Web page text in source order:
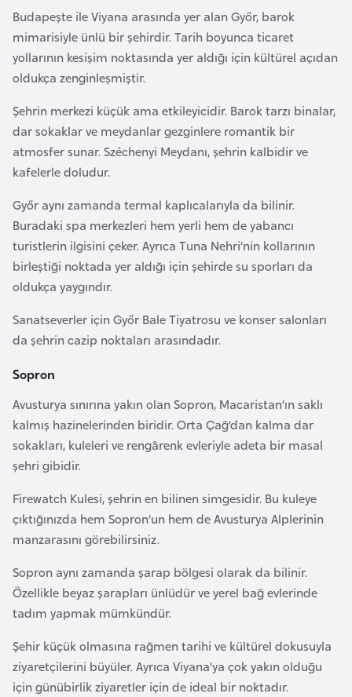
Budapeşte ile Viyana arasında yer alan Győr, barok
mimarisiyle ünlü bir şehirdir. Tarih boyunca ticaret
yollarının kesişim noktasında yer aldığı için kültürel açıdan
oldukça zenginleşmiştir.
Şehrin merkezi küçük ama etkileyicidir. Barok tarzı binalar,
dar sokaklar ve meydanlar gezginlere romantik bir
atmosfer sunar. Széchenyi Meydanı, şehrin kalbidir ve
kafelerle doludur.
Győr aynı zamanda termal kaplıcalarıyla da bilinir.
Buradaki spa merkezleri hem yerli hem de yabancı
turistlerin ilgisini çeker. Ayrıca Tuna Nehri’nin kollarının
birleştiği noktada yer aldığı için şehirde su sporları da
oldukça yaygındır.
Sanatseverler için Győr Bale Tiyatrosu ve konser salonları
da şehrin cazip noktaları arasındadır.
Sopron
Avusturya sınırına yakın olan Sopron, Macaristan’ın saklı
kalmış hazinelerinden biridir. Orta Çağ’dan kalma dar
sokakları, kuleleri ve rengârenk evleriyle adeta bir masal
şehri gibidir.
Firewatch Kulesi, şehrin en bilinen simgesidir. Bu kuleye
çıktığınızda hem Sopron’un hem de Avusturya Alplerinin
manzarasını görebilirsiniz.
Sopron aynı zamanda şarap bölgesi olarak da bilinir.
Özellikle beyaz şarapları ünlüdür ve yerel bağ evlerinde
tadım yapmak mümkündür.
Şehir küçük olmasına rağmen tarihi ve kültürel dokusuyla
ziyaretçilerini büyüler. Ayrıca Viyana’ya çok yakın olduğu
için günübirlik ziyaretler için de ideal bir noktadır.
n
g
o
u
l
g
a
r
i
s
t
a
E
r
m
e
n
i
s
a
E
s
t
o